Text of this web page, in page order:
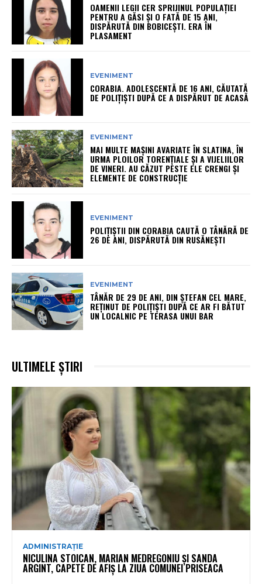
OAMENII LEGII CER SPRIJINUL POPULAȚIEI
PENTRU A GĂSI ȘI O FATĂ DE 15 ANI,
DISPĂRUTĂ DIN BOBICEȘTI. ERA ÎN
PLASAMENT
EVENIMENT
CORABIA. ADOLESCENTĂ DE 16 ANI, CĂUTATĂ
DE POLIȚIȘTI DUPĂ CE A DISPĂRUT DE ACASĂ
EVENIMENT
MAI MULTE MAȘINI AVARIATE ÎN SLATINA, ÎN
URMA PLOILOR TORENȚIALE ȘI A VIJELIILOR
DE VINERI. AU CĂZUT PESTE ELE CRENGI ȘI
ELEMENTE DE CONSTRUCȚIE
EVENIMENT
POLIȚIȘTII DIN CORABIA CAUTĂ O TÂNĂRĂ DE
26 DE ANI, DISPĂRUTĂ DIN RUSĂNEȘTI
EVENIMENT
TÂNĂR DE 29 DE ANI, DIN ȘTEFAN CEL MARE,
REȚINUT DE POLIȚIȘTI DUPĂ CE AR FI BĂTUT
UN LOCALNIC PE TERASA UNUI BAR
ULTIMELE ȘTIRI
ADMINISTRAȚIE
NICULINA STOICAN, MARIAN MEDREGONIU ȘI SANDA
ARGINT, CAPETE DE AFIȘ LA ZIUA COMUNEI PRISEACA